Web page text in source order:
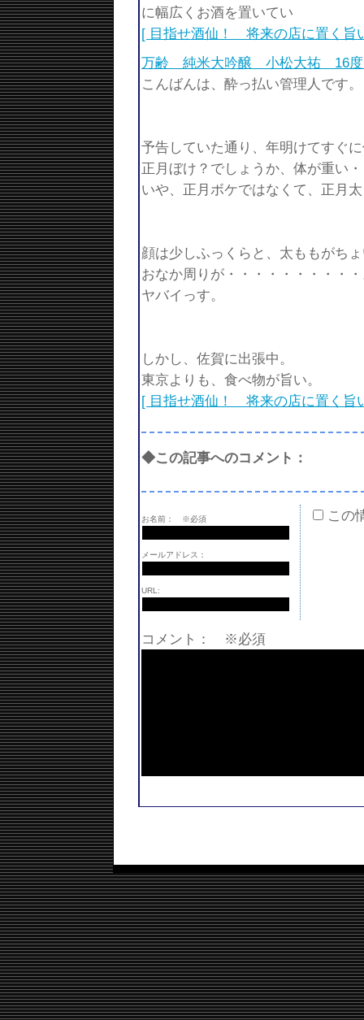
に幅広くお酒を置いてい
[ 目指せ酒仙！ 将来の店に置く
万齢 純米大吟醸 小松大祐 16度
こんばんは、酔っ払い管理人です。
予告していた通り、年明けてすぐ
正月ぼけ？でしょうか、体が重い
いや、正月ボケではなくて、正月
顔は少しふっくらと、太ももがち
おなか周りが・・・・・・・・・
ヤバイっす。
しかし、佐賀に出張中。
東京よりも、食べ物が旨い。
[ 目指せ酒仙！ 将来の店に置く
◆この記事へのコメント：
お名前： ※必須
メールアドレス：
URL:
この
コメント： ※必須